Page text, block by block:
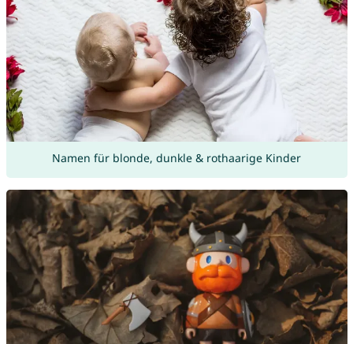
Namen für blonde, dunkle & rothaarige Kinder